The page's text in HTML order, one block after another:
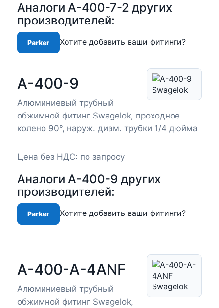
Аналоги A-400-7-2 других
производителей:
Parker Хотите добавить ваши фитинги?
A-400-9
Алюминиевый трубный
обжимной фитинг Swagelok, проходное
колено 90°, наруж. диам. трубки 1/4 дюйма
Цена без НДС: по запросу
Аналоги A-400-9 других
производителей:
Parker Хотите добавить ваши фитинги?
A-400-A-4ANF
Алюминиевый трубный
обжимной фитинг Swagelok,